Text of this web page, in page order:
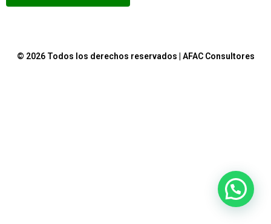
© 2026 Todos los derechos reservados | AFAC Consultores